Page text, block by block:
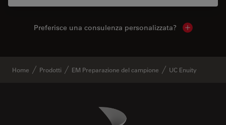
Preferisce una consulenza personalizzata? Show local
Home Prodotti EM Preparazione del campione UC Enuity
Danaher Logo